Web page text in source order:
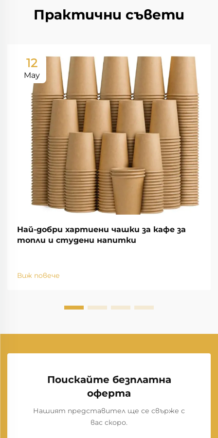
Практични съвети
12
May
Най-добри хартиени чашки за кафе за
топли и студени напитки
Виж повече
Поискайте безплатна
оферта
Нашият представител ще се свърже с
вас скоро.